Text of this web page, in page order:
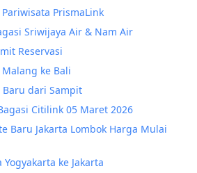
PrismaLink
Sriwijaya Air & Nam Air
Reservasi
ke Bali
Baru dari Sampit
Citilink 05 Maret 2026
Baru Jakarta Lombok Harga Mulai
Yogyakarta ke Jakarta